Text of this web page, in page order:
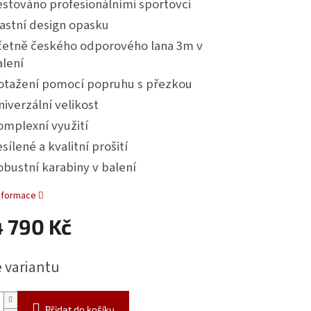
790 Kč
variantu
profesionálními sportovci
design opasku
českého odporového lana 3m v
pomocí popruhu s přezkou
velikost
využití
a kvalitní prošití
karabiny v balení